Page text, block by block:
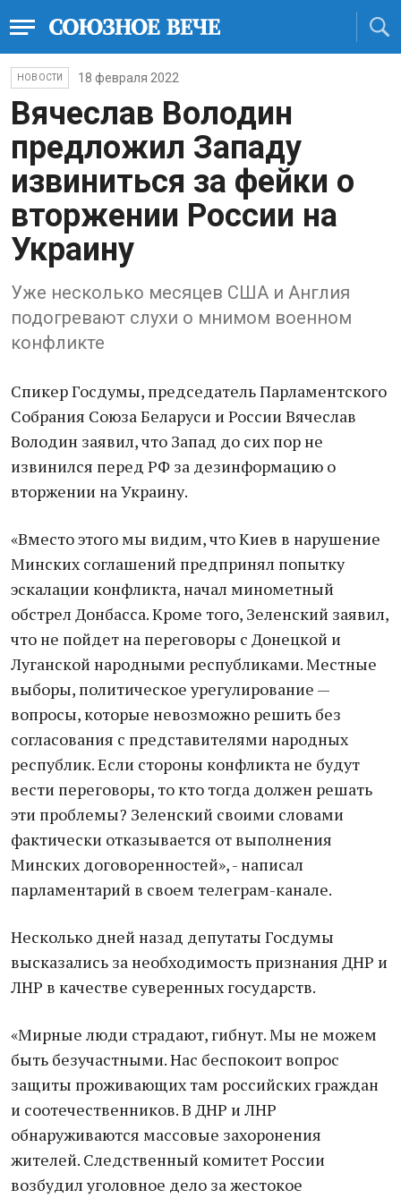
НОВОСТИ 18 февраля 2022
Вячеслав Володин
предложил Западу
извиниться за фейки о
вторжении России на
Украину
Уже несколько месяцев США и Англия
подогревают слухи о мнимом военном
конфликте
Спикер Госдумы, председатель Парламентского
Собрания Союза Беларуси и России Вячеслав
Володин заявил, что Запад до сих пор не
извинился перед РФ за дезинформацию о
вторжении на Украину.
«Вместо этого мы видим, что Киев в нарушение
Минских соглашений предпринял попытку
эскалации конфликта, начал минометный
обстрел Донбасса. Кроме того, Зеленский заявил,
что не пойдет на переговоры с Донецкой и
Луганской народными республиками. Местные
выборы, политическое урегулирование —
вопросы, которые невозможно решить без
согласования с представителями народных
республик. Если стороны конфликта не будут
вести переговоры, то кто тогда должен решать
эти проблемы? Зеленский своими словами
фактически отказывается от выполнения
Минских договоренностей», - написал
парламентарий в своем телеграм-канале.
Несколько дней назад депутаты Госдумы
высказались за необходимость признания ДНР и
ЛНР в качестве суверенных государств.
«Мирные люди страдают, гибнут. Мы не можем
быть безучастными. Нас беспокоит вопрос
защиты проживающих там российских граждан
и соотечественников. В ДНР и ЛНР
обнаруживаются массовые захоронения
жителей. Следственный комитет России
возбудил уголовное дело за жестокое